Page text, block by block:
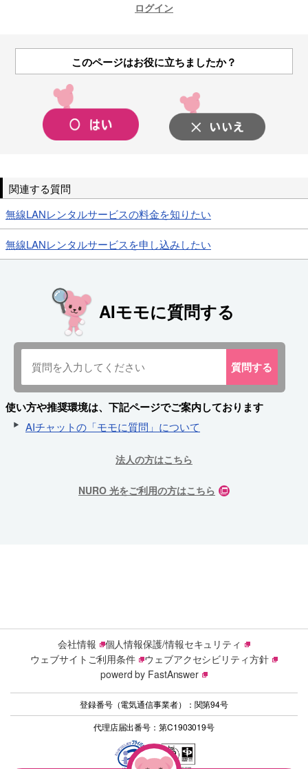
ログイン
このページはお役に立ちましたか？
関連する質問
無線LANレンタルサービスの料金を知りたい
無線LANレンタルサービスを申し込みしたい
AIモモに質問する
質問する
使い方や推奨環境は、下記ページでご案内しております
AIチャットの「モモに質問」について
法人の方はこちら
NURO 光をご利用の方はこちら
会社情報
個人情報保護/情報セキュリティ
ウェブサイトご利用条件
ウェブアクセシビリティ方針
powerd by FastAnswer
登録番号（電気通信事業者）：関第94号
代理店届出番号：第C1903019号